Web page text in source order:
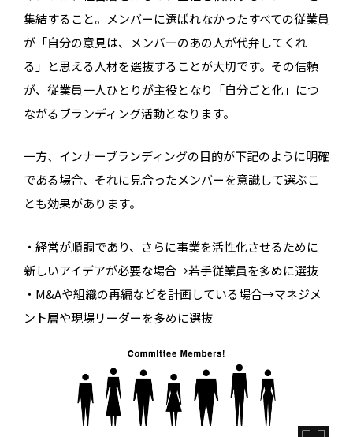
集結すること。メンバーに選ばれなかったすべての従業員
が「自分の意見は、メンバーのあの人が代弁してくれ
る」と思える人材を選抜することが大切です。その信頼
が、従業員一人ひとりが主役となり「自分ごと化」につ
ながるブランディング活動となります。
一方、インナーブランディングの目的が下記のように明確
である場合、それに見合ったメンバーを意識して選ぶこ
とも効果があります。
・経営が順調であり、さらに事業を活性化させるために
新しいアイデアが必要な場合→若手従業員を多めに選抜
・M&Aや組織の再編などを計画している場合→マネジメ
ント層や現場リーダーを多めに選抜